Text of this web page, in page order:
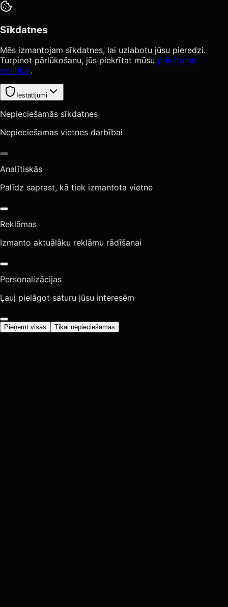
Sīkdatnes
Mēs izmantojam sīkdatnes, lai uzlabotu jūsu pieredzi.
Turpinot pārlūkošanu, jūs piekrītat mūsu privātuma
politikai.
Iestatījumi
Nepieciešamās sīkdatnes
Nepieciešamas vietnes darbībai
Analītiskās
Palīdz saprast, kā tiek izmantota vietne
Reklāmas
Izmanto aktuālāku reklāmu rādīšanai
Personalizācijas
Ļauj pielāgot saturu jūsu interesēm
Pieņemt visas Tikai nepieciešamās